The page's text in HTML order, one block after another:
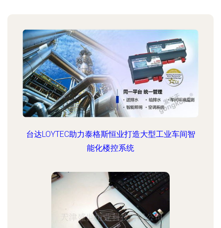
台达LOYTEC助力泰格斯恒业打造大型工业车间智
能化楼控系统